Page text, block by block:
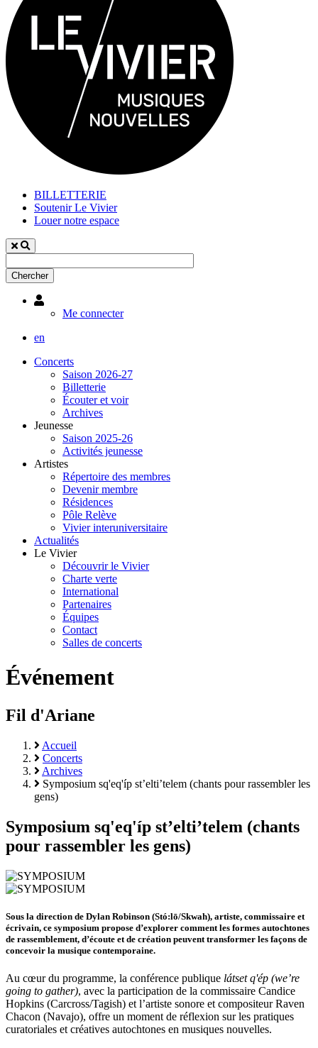
BILLETTERIE
Soutenir Le Vivier
Louer notre espace
Utilisateur
Me connecter
en
Concerts
Saison 2026-27
Billetterie
Écouter et voir
Archives
Jeunesse
Saison 2025-26
Activités jeunesse
Artistes
Répertoire des membres
Devenir membre
Résidences
Pôle Relève
Vivier interuniversitaire
Actualités
Le Vivier
Découvrir le Vivier
Charte verte
International
Partenaires
Équipes
Contact
Salles de concerts
Événement
Fil d'Ariane
Accueil
Concerts
Archives
Symposium sq'eq'íp st’elti’telem (chants pour rassembler les
gens)
Symposium sq'eq'íp st’elti’telem (chants
pour rassembler les gens)
Sous la direction de Dylan Robinson (Stó:lō/Skwah), artiste, commissaire et
écrivain, ce symposium propose d’explorer comment les formes autochtones
de rassemblement, d’écoute et de création peuvent transformer les façons de
concevoir la musique contemporaine.
Au cœur du programme, la conférence publique látset q'ép (we’re
going to gather), avec la participation de la commissaire Candice
Hopkins (Carcross/Tagish) et l’artiste sonore et compositeur Raven
Chacon (Navajo), offre un moment de réflexion sur les pratiques
curatoriales et créatives autochtones en musiques nouvelles.